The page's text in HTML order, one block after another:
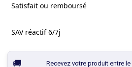
Satisfait ou remboursé
SAV réactif 6/7j
Recevez votre produit entre le